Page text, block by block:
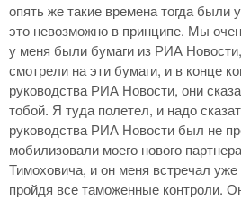
опять же такие времена тогда были
это невозможно в принципе. Мы
у меня были бумаги из РИА
смотрели на эти бумаги, и в конце
руководства РИА Новости, они
тобой. Я туда полетел, и надо
руководства РИА Новости был не
мобилизовали моего нового
Тимоховича, и он меня встречал
пройдя все таможенные контроли.